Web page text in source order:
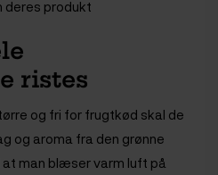
deres produkt
ristes
og fri for frugtkød skal de
og aroma fra den grønne
man blæser varm luft på